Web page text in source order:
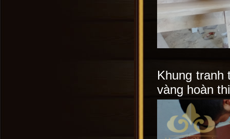
Khung tranh
vàng hoàn